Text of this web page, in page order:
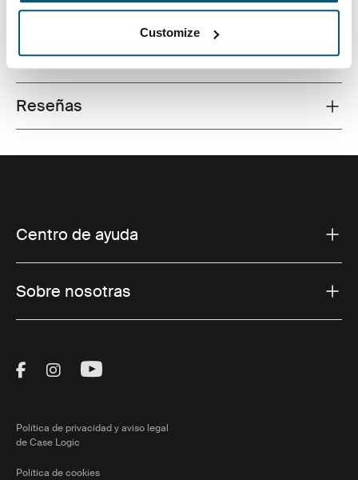
Customize
Toggle features
Todas las características
Toggle techspec
Especificaciones técnicas
Toggle overview
Reseñas
Centro de ayuda
Sobre nosotras
Visit Thule on Facebook (external link)
Visit Thule on Instagram (external link)
Visit Thule on Youtube (external
Política de privacidad y aviso legal
de Case Logic
Política de cookies